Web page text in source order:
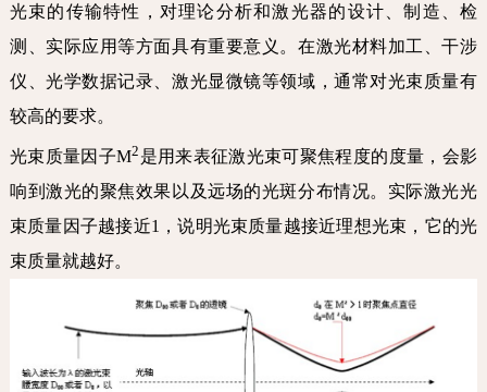
光束的传输特性，对理论分析和激光器的设计、制造、检
测、实际应用等方面具有重要意义。在激光材料加工、干涉
仪、光学数据记录、激光显微镜等领域，通常对光束质量有
较高的要求。
光束质量因子M2 是用来表征激光束可聚焦程度的度量，会影
响到激光的聚焦效果以及远场的光斑分布情况。实际激光光
束质量因子越接近1，说明光束质量越接近理想光束，它的光
束质量就越好。